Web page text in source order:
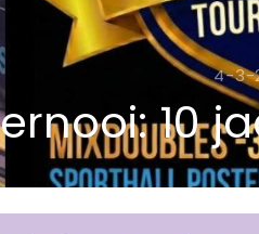
4-3-
10